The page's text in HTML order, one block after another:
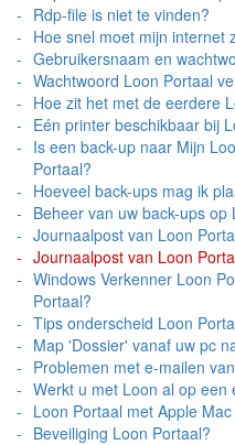
Rdp-file is niet te vinden?
Hoe snel moet mijn internet
Gebruikersnaam en
Wachtwoord Loon Portaal
Hoe zit het met de eerdere
Eén printer beschikbaar bij
Is een back-up naar Mijn
Portaal?
Hoeveel back-ups mag ik
Beheer van uw back-ups op
Journaalpost van Loon
Journaalpost van Loon
Windows Verkenner Loon
Portaal?
Tips onderscheid Loon
Map 'Dossier' vanaf uw pc
Problemen met e-mailen
Werkt u met Loon al op een
Loon Portaal met Apple Mac
Beveiliging Loon Portaal?